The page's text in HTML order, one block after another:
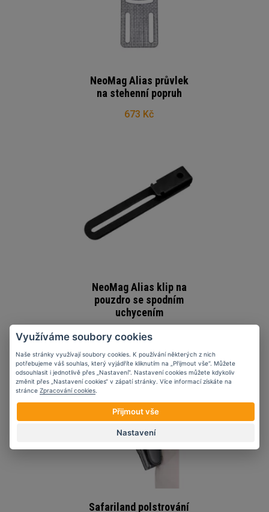
NeoMag Alias průvlek
na stehenní popruh
673 Kč
NeoMag Alias klip na
pouzdro se spodním
uchycením
673 Kč
Safariland polstrování
Využíváme soubory cookies
Naše stránky využívají soubory cookies. K používání některých z nich
potřebujeme váš souhlas, který vyjádříte kliknutím na „Přijmout vše“. Můžete
odsouhlasit i jednotlivě přes „Nastavení“. Nastavení cookies můžete kdykoliv
změnit přes „Nastavení cookies“ v zápatí stránky. Více informací získáte na
stránce Zpracování cookies
Přijmout vše
Nastavení